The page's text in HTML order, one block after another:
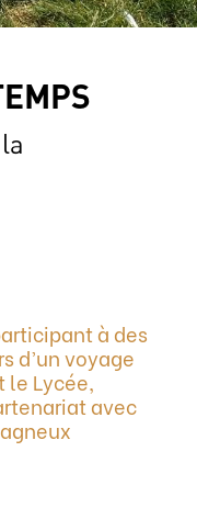
à des
d’un voyage
le Lycée,
avec